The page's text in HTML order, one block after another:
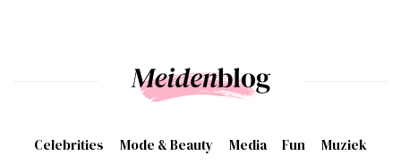
Celebrities Mode & Beauty Media Fun Muziek